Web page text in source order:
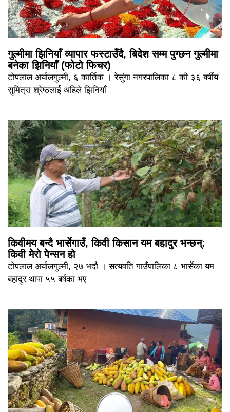
गुल्मीमा झिनियाँ व्यापार फस्टाउँदै, बिदेश सम्म पुग्छन गुल्मीमा
बनेका झिनियाँ (फोटो फिचर)
टोपलाल अर्यालगुल्मी, ६ कार्तिक । रेसुंगा नगरपालिका ८ की ३६ बर्षीय
सुमित्रा श्रेष्ठलाई अहिले झिनियाँ
किवीमय बन्दै भार्सेगाउँ, किवी किसान यम बहादुर भन्छन्:
किवी मेरो पेन्सन हो
टोपलाल अर्यालगुल्मी, २७ भदौ । सत्यवति गाउँपालिका ८ भार्सेका यम
बहादुर थापा ५५ बर्षका भए